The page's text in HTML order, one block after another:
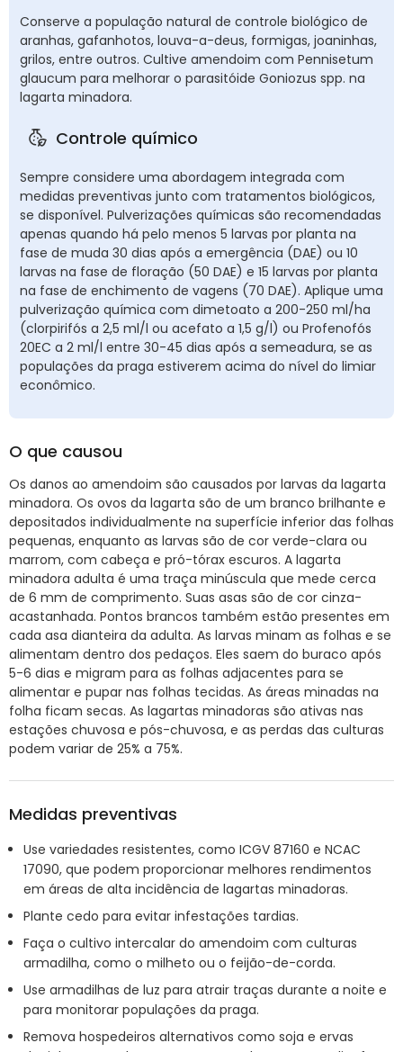
Conserve a população natural de controle biológico de
aranhas, gafanhotos, louva-a-deus, formigas, joaninhas,
grilos, entre outros. Cultive amendoim com Pennisetum
glaucum para melhorar o parasitóide Goniozus spp. na
lagarta minadora.
Controle químico
Sempre considere uma abordagem integrada com
medidas preventivas junto com tratamentos biológicos,
se disponível. Pulverizações químicas são recomendadas
apenas quando há pelo menos 5 larvas por planta na
fase de muda 30 dias após a emergência (DAE) ou 10
larvas na fase de floração (50 DAE) e 15 larvas por planta
na fase de enchimento de vagens (70 DAE). Aplique uma
pulverização química com dimetoato a 200-250 ml/ha
(clorpirifós a 2,5 ml/l ou acefato a 1,5 g/l) ou Profenofós
20EC a 2 ml/l entre 30-45 dias após a semeadura, se as
populações da praga estiverem acima do nível do limiar
econômico.
O que causou
Os danos ao amendoim são causados por larvas da lagarta
minadora. Os ovos da lagarta são de um branco brilhante e
depositados individualmente na superfície inferior das folhas
pequenas, enquanto as larvas são de cor verde-clara ou
marrom, com cabeça e pró-tórax escuros. A lagarta
minadora adulta é uma traça minúscula que mede cerca
de 6 mm de comprimento. Suas asas são de cor cinza-
acastanhada. Pontos brancos também estão presentes em
cada asa dianteira da adulta. As larvas minam as folhas e se
alimentam dentro dos pedaços. Eles saem do buraco após
5-6 dias e migram para as folhas adjacentes para se
alimentar e pupar nas folhas tecidas. As áreas minadas na
folha ficam secas. As lagartas minadoras são ativas nas
estações chuvosa e pós-chuvosa, e as perdas das culturas
podem variar de 25% a 75%.
Medidas preventivas
Use variedades resistentes, como ICGV 87160 e NCAC
17090, que podem proporcionar melhores rendimentos
em áreas de alta incidência de lagartas minadoras.
Plante cedo para evitar infestações tardias.
Faça o cultivo intercalar do amendoim com culturas
armadilha, como o milheto ou o feijão-de-corda.
Use armadilhas de luz para atrair traças durante a noite e
para monitorar populações da praga.
Remova hospedeiros alternativos como soja e ervas